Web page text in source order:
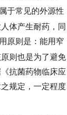
于常见的外源性
体产生耐药，同
原则是：能用窄
则也是为了避免
抗菌药物临床应
规定，一定程度